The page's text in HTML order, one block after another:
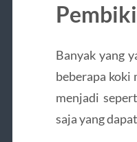
Banyak yang
beberapa koki
menjadi
saja yang